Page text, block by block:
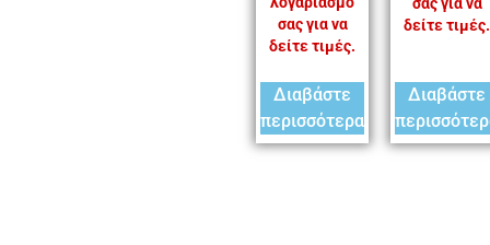
σας για να
δείτε τιμές.
Διαβάστε
περισσότερα
δείτε τιμές.
Διαβάστε